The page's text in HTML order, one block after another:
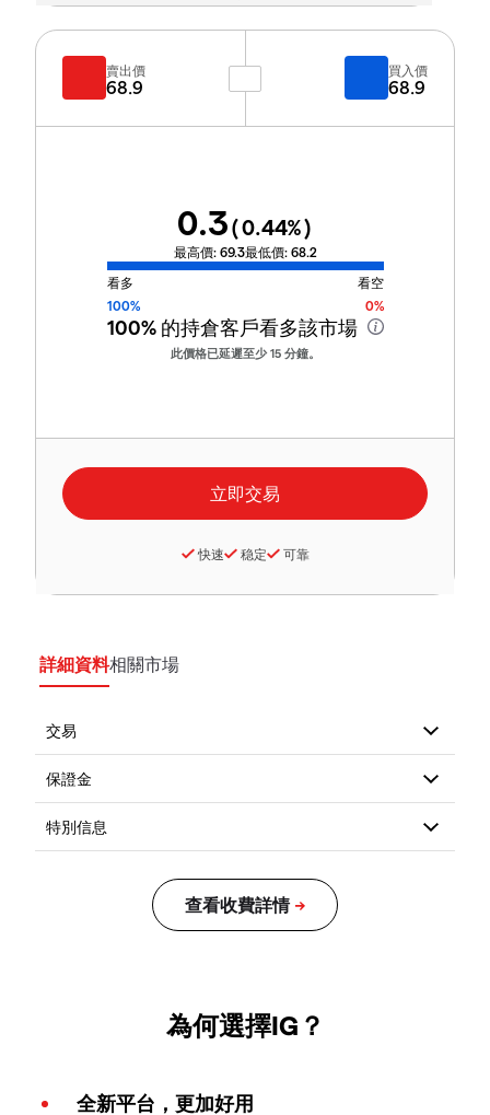
賣出價
68.9
買入價
68.9
0.3(0.44%)
最高價: 69.3最低價: 68.2
看多
看空
100%
0%
100%的持倉客戶看多該市場
此價格已延遲至少 15 分鐘。
快速 稳定 可靠
詳細資料相關市場
為何選擇IG？
全新平台，更加好用